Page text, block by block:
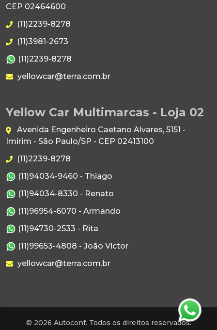
CEP 02464600
(11)2239-8278
(11)3981-2673
(11)2239-8278
yellowcar@terra.com.br
Yellow Car Multimarcas - Loja 02
Avenida Engenheiro Caetano Alvares, 5151 -
Imirim - São Paulo/SP - CEP 02413100
(11)2239-8278
(11)94034-9460 - Thiago
(11)94034-8330 - Renato
(11)96954-6070 - Armando
(11)94730-2533 - Rita
(11)99653-4808 - João Victor
yellowcar@terra.com.br
© 2026 Autoconf. Todos os direitos reservados.